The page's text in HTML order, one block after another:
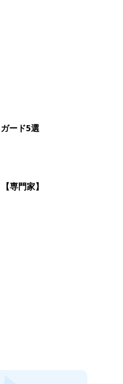
ード5選
専門家】